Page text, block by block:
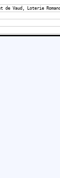
Vaud, Loterie